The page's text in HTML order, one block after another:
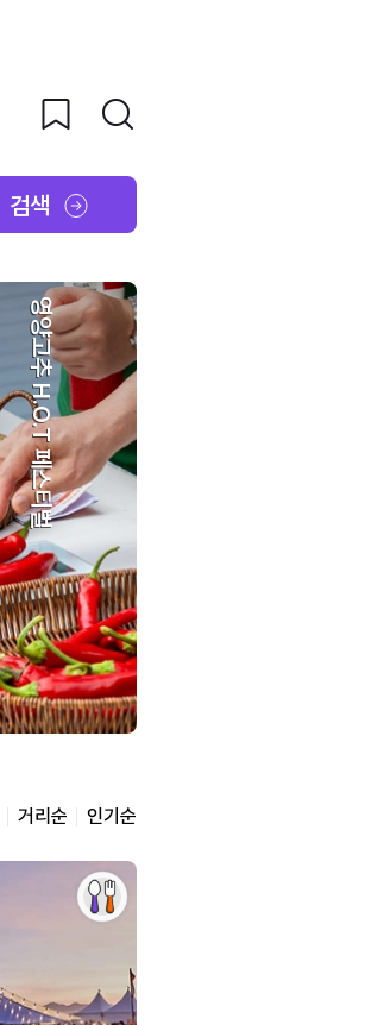
검색
영양고추 H.O.T 페스티벌
거리순 인기순